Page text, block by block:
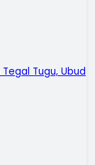
Tugu, Ubud